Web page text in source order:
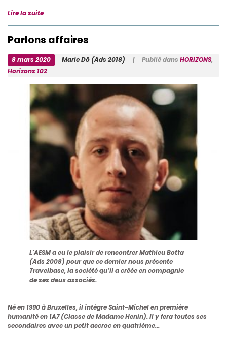
Lire la suite
Parlons affaires
8 mars 2020 Marie Dô (Ads 2018) | Publié dans HORIZONS,
Horizons 102
L'AESMa eu le plaisir de rencontrer Mathieu Botta
(Ads 2008) pour que ce dernier nous présente
Travelbase,lasociétéqu’ila crééeen compagnie
de ses deux associés.
Né en 1990 à Bruxelles, il intègre Saint-Michel en première
humanité en 1A7 (Classe de Madame Henin). Il y fera toutes ses
secondaires avec un petit accroc en quatrième...